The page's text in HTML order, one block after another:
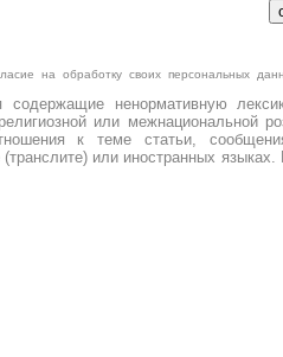
на обработку своих персональных
ненормативную
или межнациональной
к теме статьи,
или иностранных языках.